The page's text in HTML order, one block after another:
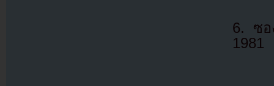
6. ซอ
1981